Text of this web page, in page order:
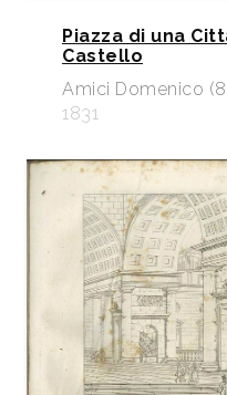
Piazza di una
Castello
Amici Domenico
1831